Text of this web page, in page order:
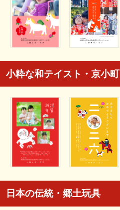
小粋な和テイスト・京小町
日本の伝統・郷土玩具